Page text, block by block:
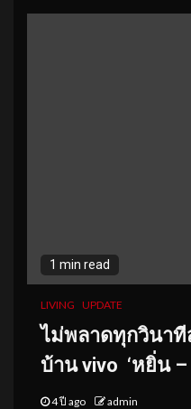
1 min read
LIVING UPDATE
ไม่พลาดทุกวินา
บ้าน vivo ‘หยิ่น –
4 ปี ago admin